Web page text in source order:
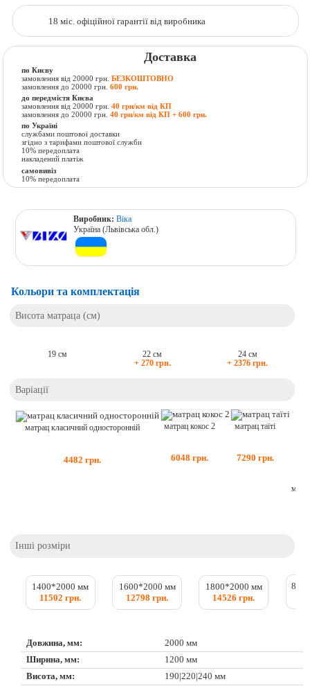
18 міс. офіційної гарантії від виробника
Доставка
по Києву
замовлення від 20000 грн.БЕЗКОШТОВНО
замовлення до 20000 грн.600 грн.
до передмістя Києва
замовлення від 20000 грн.40 грн/км від КП
замовлення до 20000 грн.40 грн/км від КП + 600 грн.
по Україні
службами поштової доставки
згідно з тарифами поштової служби
10% передоплата
накладений платіж
самовивіз
10% передоплата
Виробник:Віка
Україна (Львівська обл.)
Кольори та комплектація
Висота матраца (см)
19 см
22 см
+ 270 грн.
24 см
+ 2376 грн.
Варіації
матрац класичний односторонній
4482 грн.
матрац кокос 2
6048 грн.
матрац таїті
7290 грн.
Інші розміри
1400*2000 мм
11502 грн.
1600*2000 мм
12798 грн.
1800*2000 мм
14526 грн.
Довжина, мм:
2000 мм
Ширина, мм:
1200 мм
Висота, мм:
190|220|240 мм